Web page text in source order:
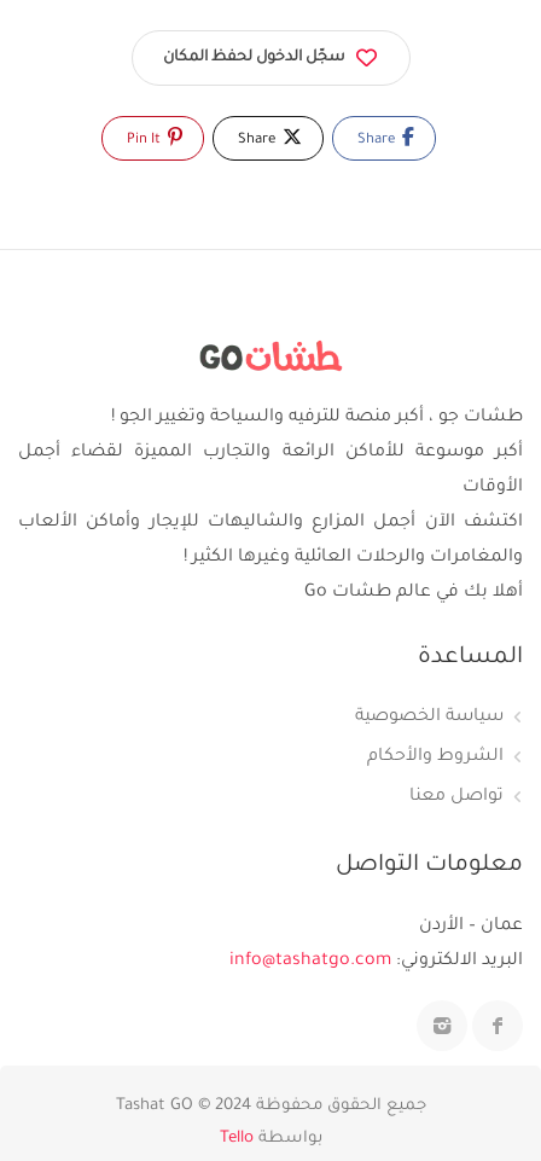
سجّل الدخول لحفظ المكان
طشات جو ، أكبر منصة للترفيه والسياحة وتغيير الجو !
أكبر موسوعة للأماكن الرائعة والتجارب المميزة لقضاء أجمل
الأوقات
اكتشف الآن أجمل المزارع والشاليهات للإيجار وأماكن الألعاب
والمغامرات والرحلات العائلية وغيرها الكثير !
أهلا بك في عالم طشات Go
المساعدة
سياسة الخصوصية
الشروط والأحكام
تواصل معنا
معلومات التواصل
عمان – الأردن
البريد الالكتروني: info@tashatgo.com
جميع الحقوق محفوظة 2024 © Tashat GO
بواسطةTello